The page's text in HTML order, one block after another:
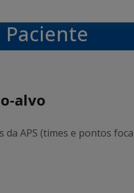
alvo
da APS (times e pontos